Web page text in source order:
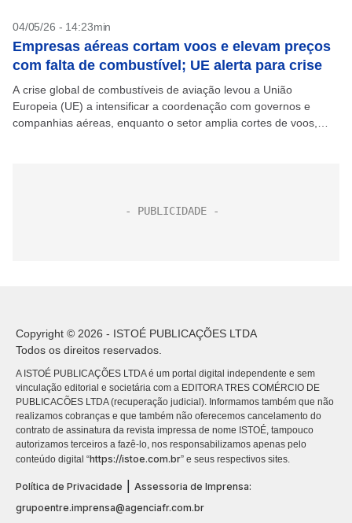
04/05/26 - 14:23min
Empresas aéreas cortam voos e elevam preços
com falta de combustível; UE alerta para crise
A crise global de combustíveis de aviação levou a União
Europeia (UE) a intensificar a coordenação com governos e
companhias aéreas, enquanto o setor amplia cortes de voos,
Copyright © 2026 - ISTOÉ PUBLICAÇÕES LTDA
Todos os direitos reservados.
A ISTOÉ PUBLICAÇÕES LTDA é um portal digital independente e sem
vinculação editorial e societária com a EDITORA TRES COMÉRCIO DE
PUBLICACÕES LTDA (recuperação judicial). Informamos também que não
realizamos cobranças e que também não oferecemos cancelamento do
contrato de assinatura da revista impressa de nome ISTOÉ, tampouco
autorizamos terceiros a fazê-lo, nos responsabilizamos apenas pelo
conteúdo digital “https://istoe.com.br” e seus respectivos sites.
Política de Privacidade
Assessoria de Imprensa:
grupoentre.imprensa@agenciafr.com.br